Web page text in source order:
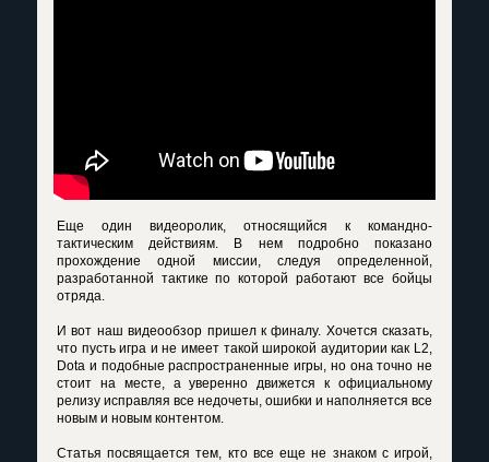
Еще один видеоролик, относящийся к командно-
тактическим действиям. В нем подробно показано
прохождение одной миссии, следуя определенной,
разработанной тактике по которой работают все бойцы
отряда.
И вот наш видеообзор пришел к финалу. Хочется сказать,
что пусть игра и не имеет такой широкой аудитории как L2,
Dota и подобные распространенные игры, но она точно не
стоит на месте, а уверенно движется к официальному
релизу исправляя все недочеты, ошибки и наполняется все
новым и новым контентом.
Статья посвящается тем, кто все еще не знаком с игрой,